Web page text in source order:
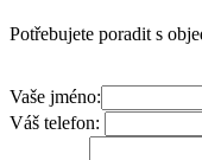
Potřebujete poradit s
Vaše jméno:
Váš telefon: